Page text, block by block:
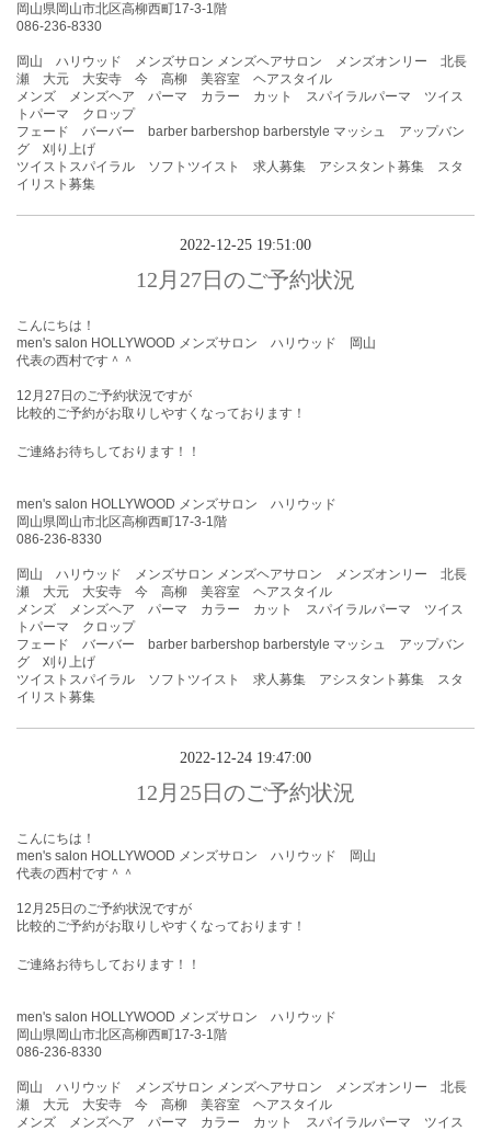
岡山県岡山市北区高柳西町17-3-1階
086-236-8330
岡山 ハリウッド メンズサロン メンズヘアサロン メンズオンリー 北長
瀬 大元 大安寺 今 高柳 美容室 ヘアスタイル
メンズ メンズヘア パーマ カラー カット スパイラルパーマ ツイス
トパーマ クロップ
フェード バーバー barber barbershop barberstyle マッシュ アップバン
グ 刈り上げ
ツイストスパイラル ソフトツイスト 求人募集 アシスタント募集 スタ
イリスト募集
2022-12-25 19:51:00
12月27日のご予約状況
こんにちは！
men's salon HOLLYWOOD メンズサロン ハリウッド 岡山
代表の西村です＾＾
12月27 日 のご予約状況ですが
比較的ご予約がお取りしやすくなっております！
ご連絡お待ちしております！！
men's salon HOLLYWOOD メンズサロン ハリウッド
岡山県岡山市北区高柳西町17-3-1階
086-236-8330
岡山 ハリウッド メンズサロン メンズヘアサロン メンズオンリー 北長
瀬 大元 大安寺 今 高柳 美容室 ヘアスタイル
メンズ メンズヘア パーマ カラー カット スパイラルパーマ ツイス
トパーマ クロップ
フェード バーバー barber barbershop barberstyle マッシュ アップバン
グ 刈り上げ
ツイストスパイラル ソフトツイスト 求人募集 アシスタント募集 スタ
イリスト募集
2022-12-24 19:47:00
12月25日のご予約状況
こんにちは！
men's salon HOLLYWOOD メンズサロン ハリウッド 岡山
代表の西村です＾＾
12月25 日 のご予約状況ですが
比較的ご予約がお取りしやすくなっております！
ご連絡お待ちしております！！
men's salon HOLLYWOOD メンズサロン ハリウッド
岡山県岡山市北区高柳西町17-3-1階
086-236-8330
岡山 ハリウッド メンズサロン メンズヘアサロン メンズオンリー 北長
瀬 大元 大安寺 今 高柳 美容室 ヘアスタイル
メンズ メンズヘア パーマ カラー カット スパイラルパーマ ツイス